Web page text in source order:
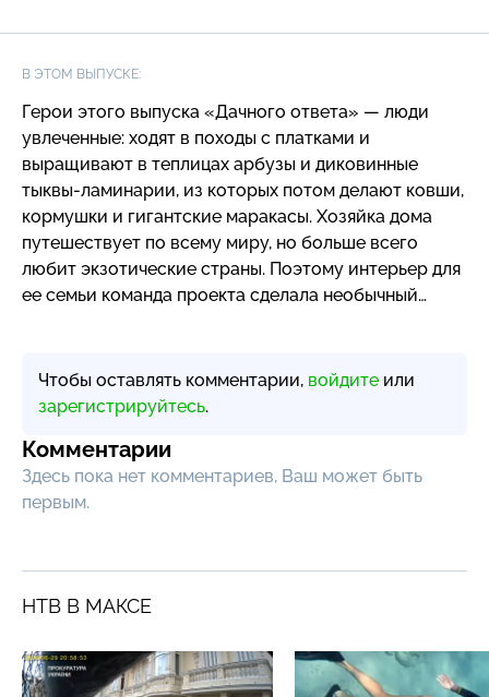
В ЭТОМ ВЫПУСКЕ:
Герои этого выпуска «Дачного ответа» — люди
увлеченные: ходят в походы с платками и
выращивают в теплицах арбузы и диковинные
тыквы-ламинарии, из которых потом делают ковши,
кормушки и гигантские маракасы. Хозяйка дома
путешествует по всему миру, но больше всего
любит экзотические страны. Поэтому интерьер для
ее семьи команда проекта сделала необычный…
Чтобы оставлять комментарии, войдите или
зарегистрируйтесь.
Комментарии
Здесь пока нет комментариев, Ваш может быть
первым.
НТВ В МАКСЕ